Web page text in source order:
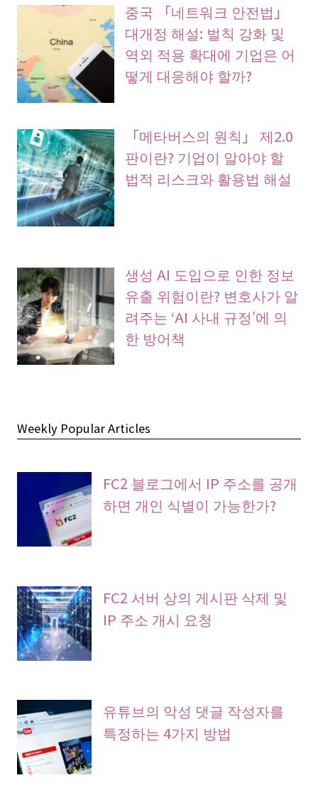
중국 「네트워크 안전법」
대개정 해설: 벌칙 강화 및
역외 적용 확대에 기업은 어
떻게 대응해야 할까?
「메타버스의 원칙」 제2.0
판이란? 기업이 알아야 할
법적 리스크와 활용법 해설
생성 AI 도입으로 인한 정보
유출 위험이란? 변호사가 알
려주는 ‘AI 사내 규정’에 의
한 방어책
Weekly Popular Articles
FC2 블로그에서 IP 주소를 공개
하면 개인 식별이 가능한가?
FC2 서버 상의 게시판 삭제 및
IP 주소 개시 요청
유튜브의 악성 댓글 작성자를
특정하는 4가지 방법